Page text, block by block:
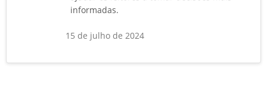
informadas.
15 de julho de 2024